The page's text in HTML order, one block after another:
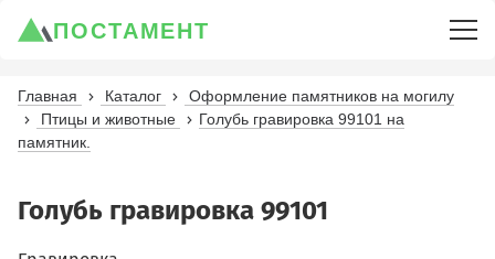
ПОСТАМЕНТ
Главная Каталог
Оформление памятников на могилу
Птицы и животные
Голубь гравировка 99101 на
памятник.
Голубь гравировка 99101